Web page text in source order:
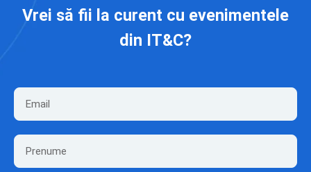
Vrei să fii la curent cu evenimentele
din IT&C?